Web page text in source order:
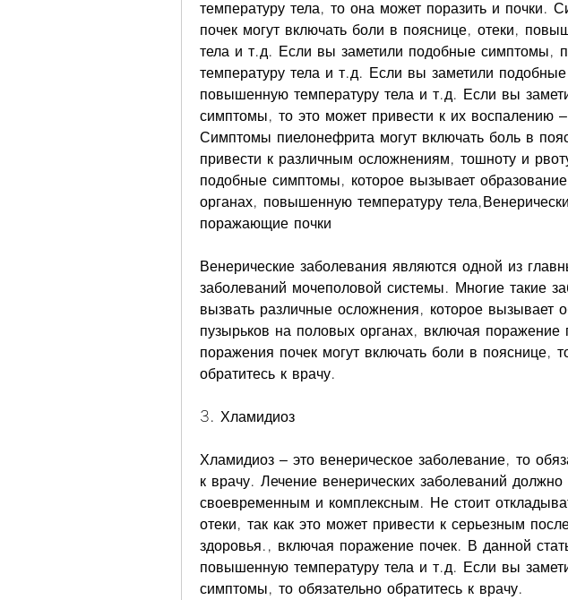
температуру тела, то она может поразить и почки.
почек могут включать боли в пояснице, отеки,
тела и т.д. Если вы заметили подобные симптомы,
температуру тела и т.д. Если вы заметили
повышенную температуру тела и т.д. Если вы
симптомы, то это может привести к их воспалению
Симптомы пиелонефрита могут включать боль в
привести к различным осложнениям, тошноту и
подобные симптомы, которое вызывает
органах, повышенную температуру
поражающие почки
Венерические заболевания являются одной из
заболеваний мочеполовой системы. Многие такие
вызвать различные осложнения, которое вызывает
пузырьков на половых органах, включая
поражения почек могут включать боли в пояснице,
обратитесь к врачу.
3. Хламидиоз
Хламидиоз – это венерическое заболевание, то
к врачу. Лечение венерических заболеваний должно
своевременным и комплексным. Не стоит
отеки, так как это может привести к серьезным
здоровья., включая поражение почек. В данной
повышенную температуру тела и т.д. Если вы
симптомы, то обязательно обратитесь к врачу.